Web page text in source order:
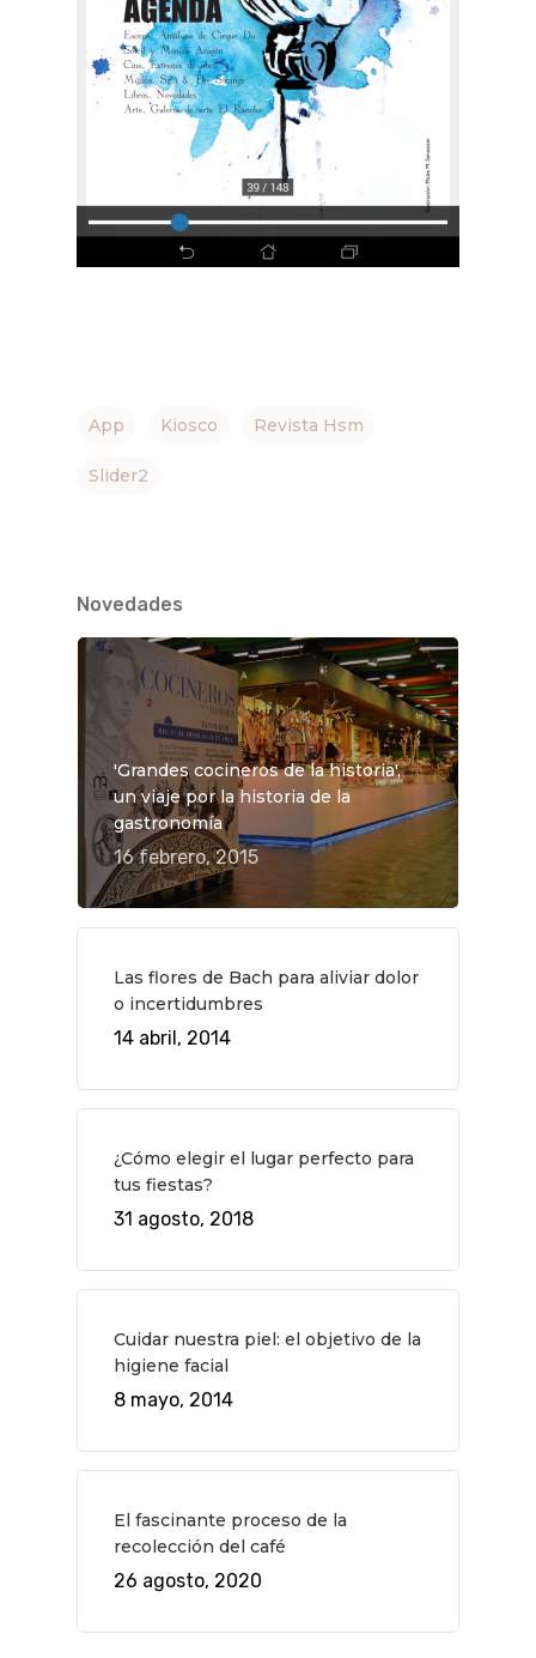
App Kiosco Revista Hsm
Slider2
Novedades
'Grandes cocineros de la historia',
un viaje por la historia de la
gastronomía
16 febrero, 2015
Las flores de Bach para aliviar dolor
o incertidumbres
14 abril, 2014
¿Cómo elegir el lugar perfecto para
tus fiestas?
31 agosto, 2018
Cuidar nuestra piel: el objetivo de la
higiene facial
8 mayo, 2014
El fascinante proceso de la
recolección del café
26 agosto, 2020